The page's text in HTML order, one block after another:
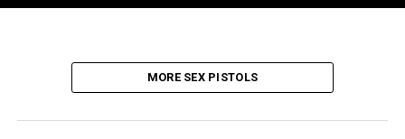
MORE SEX PISTOLS